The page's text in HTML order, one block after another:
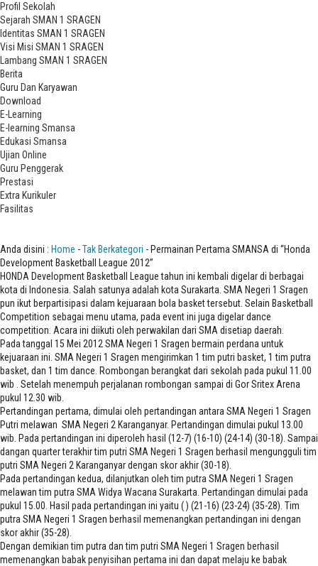
Profil Sekolah
Sejarah SMAN 1 SRAGEN
Identitas SMAN 1 SRAGEN
Visi Misi SMAN 1 SRAGEN
Lambang SMAN 1 SRAGEN
Berita
Guru Dan Karyawan
Download
E-Learning
E-learning Smansa
Edukasi Smansa
Ujian Online
Guru Penggerak
Prestasi
Extra Kurikuler
Fasilitas
Anda disini : Home -Tak Berkategori - Permainan Pertama SMANSA di “Honda
Development Basketball League 2012”
HONDA Development Basketball League tahun ini kembali digelar di berbagai
kota di Indonesia. Salah satunya adalah kota Surakarta. SMA Negeri 1 Sragen
pun ikut berpartisipasi dalam kejuaraan bola basket tersebut. Selain Basketball
Competition sebagai menu utama, pada event ini juga digelar dance
competition. Acara ini diikuti oleh perwakilan dari SMA disetiap daerah.
Pada tanggal 15 Mei 2012 SMA Negeri 1 Sragen bermain perdana untuk
kejuaraan ini. SMA Negeri 1 Sragen mengirimkan 1 tim putri basket, 1 tim putra
basket, dan 1 tim dance. Rombongan berangkat dari sekolah pada pukul 11.00
wib . Setelah menempuh perjalanan rombongan sampai di Gor Sritex Arena
pukul 12.30 wib.
Pertandingan pertama, dimulai oleh pertandingan antara SMA Negeri 1 Sragen
Putri melawan SMA Negeri 2 Karanganyar. Pertandingan dimulai pukul 13.00
wib. Pada pertandingan ini diperoleh hasil (12-7) (16-10) (24-14) (30-18). Sampai
dangan quarter terakhir tim putri SMA Negeri 1 Sragen berhasil mengungguli tim
putri SMA Negeri 2 Karanganyar dengan skor akhir (30-18).
Pada pertandingan kedua, dilanjutkan oleh tim putra SMA Negeri 1 Sragen
melawan tim putra SMA Widya Wacana Surakarta. Pertandingan dimulai pada
pukul 15.00. Hasil pada pertandingan ini yaitu ( ) (21-16) (23-24) (35-28). Tim
putra SMA Negeri 1 Sragen berhasil memenangkan pertandingan ini dengan
skor akhir (35-28).
Dengan demikian tim putra dan tim putri SMA Negeri 1 Sragen berhasil
memenangkan babak penyisihan pertama ini dan dapat melaju ke babak